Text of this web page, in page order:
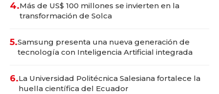
4.Más de US$ 100 millones se invierten en la
transformación de Solca
5.Samsung presenta una nueva generación de
tecnología con Inteligencia Artificial integrada
6.La Universidad Politécnica Salesiana fortalece la
huella científica del Ecuador